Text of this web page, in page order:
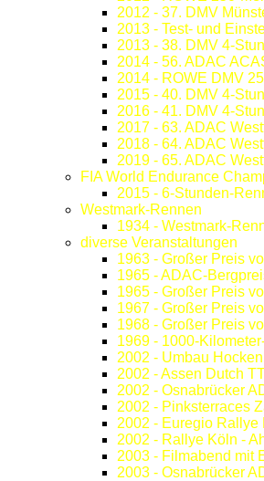
2012 - 37. DMV
2013 - Test- und
2013 - 38. DMV 4-
2014 - 56. ADAC
2014 - ROWE DMV
2015 - 40. DMV 4-
2016 - 41. DMV 4-
2017 - 63. ADAC
2018 - 64. ADAC
2019 - 65. ADAC
FIA World Endurance
2015 - 6-Stunden-
Westmark-Rennen
1934 - Westmark-
diverse Veranstaltungen
1963 - Großer Preis
1965 - ADAC-
1965 - Großer Preis
1967 - Großer Preis
1968 - Großer Preis
1969 - 1000-
2002 - Umbau
2002 - Assen Dutch
2002 - Osnabrücker
2002 - Pinksterraces
2002 - Euregio Rallye
2002 - Rallye Köln -
2003 - Filmabend mit
2003 - Osnabrücker